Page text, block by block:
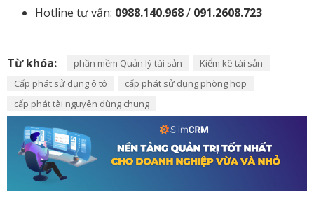
Hotline tư vấn: 0988.140.968/ 091.2608.723
Từ khóa: phần mềm Quản lý tài sản
Kiểm kê tài sản
Cấp phát sử dụng ô tô
cấp phát sử dụng phòng họp
cấp phát tài nguyên dùng chung